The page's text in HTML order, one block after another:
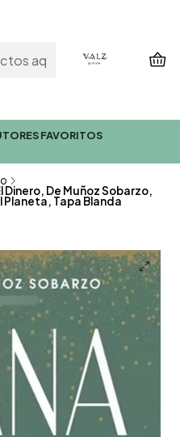
FAVORITOS
Dinero, De Muñoz Sobarzo,
Planeta, Tapa Blanda